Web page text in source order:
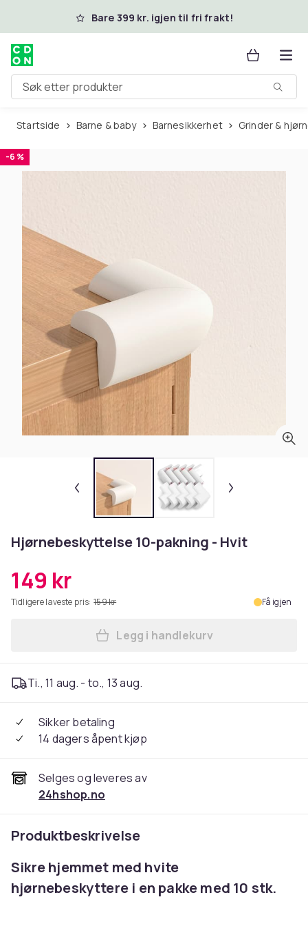
Hopp til hovedinnholdBare 399 kr. igjen til fri frakt!
Søk etter produkter
Startside Barne & baby Barnesikkerhet Grinder &
-6 %
Hjørnebeskyttelse 10-pakning - Hvit
149 kr
Tidligere laveste pris: 159 kr Få igjen
Legg Hjørnebeskyttelse
Legg i handlekurv
Ti., 11 aug. - to., 13 aug.
Sikker betaling
14 dagers åpent kjøp
Selges og leveres av
24hshop.no
Produktbeskrivelse
Sikre hjemmet med hvite
hjørnebeskyttere i en pakke med 10 stk.